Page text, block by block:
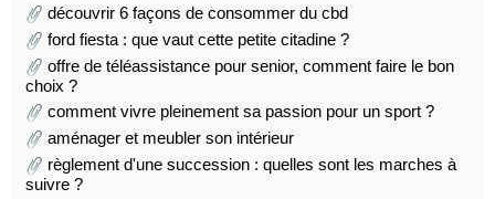
découvrir 6 façons de consommer du cbd
ford fiesta : que vaut cette petite citadine ?
offre de téléassistance pour senior, comment faire le bon
choix ?
comment vivre pleinement sa passion pour un sport ?
aménager et meubler son intérieur
règlement d'une succession : quelles sont les marches à
suivre ?